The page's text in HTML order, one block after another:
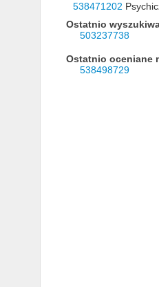
538471202
Ostatnio
503237738
Ostatnio oceniane
538498729